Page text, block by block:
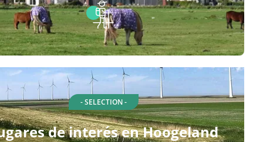
- SELECTION -
de interés en Hoogeland